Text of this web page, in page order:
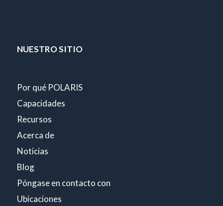
NUESTRO SITIO
Por qué POLARIS
Capacidades
Recursos
Acerca de
Noticias
Blog
Póngase en contacto con
Ubicaciones